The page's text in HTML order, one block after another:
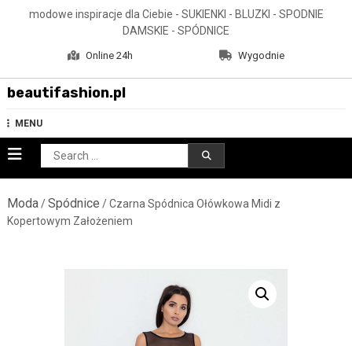
modowe inspiracje dla Ciebie - SUKIENKI - BLUZKI - SPODNIE
DAMSKIE - SPÓDNICE
Online 24h Wygodnie
beautifashion.pl
MENU
Search
for:
Moda/Spódnice / Czarna Spódnica Ołówkowa Midi z
Kopertowym Założeniem